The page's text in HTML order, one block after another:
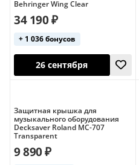
26 сентября
Behringer Wing Clear
34 190 ₽
+ 1 036 бонусов
Защитная крышка для
музыкального оборудования
Decksaver Roland MC-707
Transparent
9 890 ₽